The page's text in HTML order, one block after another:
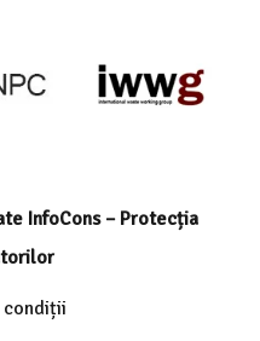
InfoCons – Protecția
condiții